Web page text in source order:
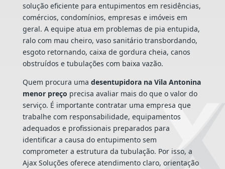
solução eficiente para entupimentos em residências,
comércios, condomínios, empresas e imóveis em
geral. A equipe atua em problemas de pia entupida,
ralo com mau cheiro, vaso sanitário transbordando,
esgoto retornando, caixa de gordura cheia, canos
obstruídos e tubulações com baixa vazão.
Quem procura uma desentupidora na Vila Antonina
menor preço precisa avaliar mais do que o valor do
serviço. É importante contratar uma empresa que
trabalhe com responsabilidade, equipamentos
adequados e profissionais preparados para
identificar a causa do entupimento sem
comprometer a estrutura da tubulação. Por isso, a
Ajax Soluções oferece atendimento claro, orientação